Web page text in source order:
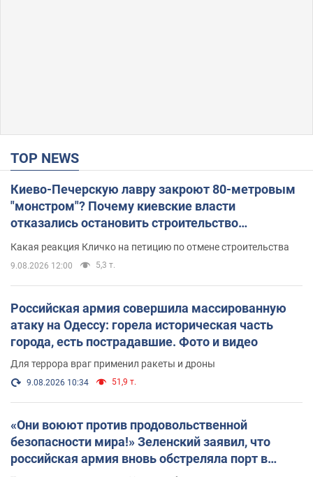
TOP NEWS
Киево-Печерскую лавру закроют 80-метровым
"монстром"? Почему киевские власти
отказались остановить строительство
Какая реакция Кличко на петицию по отмене строительства
9.08.2026 12:00 5,3 т.
Российская армия совершила массированную
атаку на Одессу: горела историческая часть
города, есть пострадавшие. Фото и видео
Для террора враг применил ракеты и дроны
9.08.2026 10:34 51,9 т.
«Они воюют против продовольственной
безопасности мира!» Зеленский заявил, что
российская армия вновь обстреляла порт в